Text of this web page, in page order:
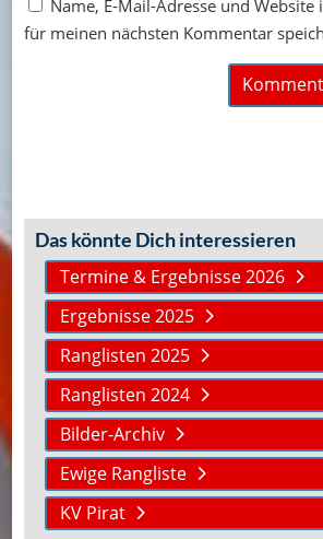
Name, E-Mail-Adresse und
für meinen nächsten Kommentar
Das könnte Dich interessieren
Termine & Ergebnisse 2026
Ergebnisse 2025
Ranglisten 2025
Ranglisten 2024
Bilder-Archiv
Ewige Rangliste
KV Pirat